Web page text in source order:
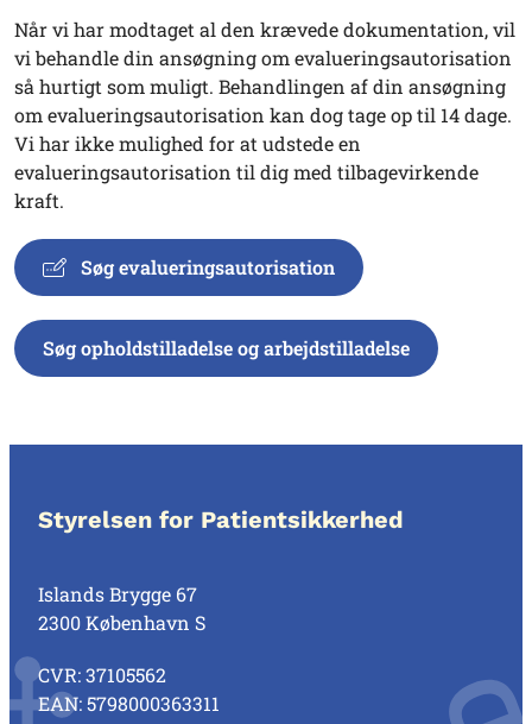
Når vi har modtaget al den krævede dokumentation, vil
vi behandle din ansøgning om evalueringsautorisation
så hurtigt som muligt. Behandlingen af din ansøgning
om evalueringsautorisation kan dog tage op til 14 dage.
Vi har ikke mulighed for at udstede en
evalueringsautorisation til dig med tilbagevirkende
kraft.
Søg evalueringsautorisation
Søg opholdstilladelse og arbejdstilladelse
Styrelsen for Patientsikkerhed
Islands Brygge 67
2300 København S
CVR: 37105562
EAN: 5798000363311